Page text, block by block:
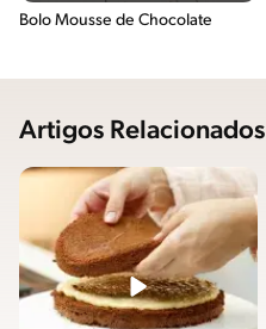
Bolo Mousse de Chocolate
Artigos Relacionados